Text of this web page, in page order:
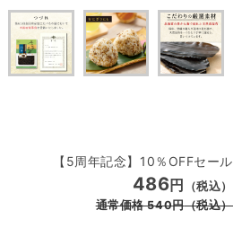
【5周年記念】10％OFFセール
486円
（税込）
通常価格540円（税込）